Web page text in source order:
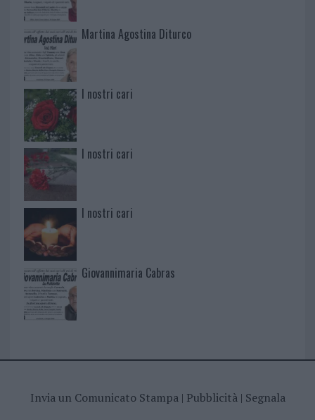
Martina Agostina Diturco
I nostri cari
I nostri cari
I nostri cari
Giovannimaria Cabras
Invia un Comunicato Stampa| Pubblicità| Segnala